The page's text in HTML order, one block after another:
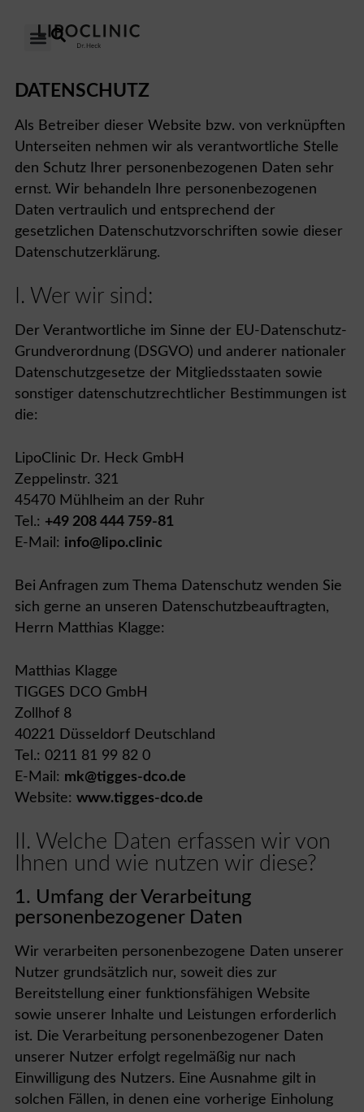
DATENSCHUTZ
Als Betreiber dieser Website bzw. von verknüpften
Unterseiten nehmen wir als verantwortliche Stelle
den Schutz Ihrer personenbezogenen Daten sehr
ernst. Wir behandeln Ihre personenbezogenen
Daten vertraulich und entsprechend der
gesetzlichen Datenschutzvorschriften sowie dieser
Datenschutzerklärung.
I. Wer wir sind:
Der Verantwortliche im Sinne der EU-Datenschutz-
Grundverordnung (DSGVO) und anderer nationaler
Datenschutzgesetze der Mitgliedsstaaten sowie
sonstiger datenschutzrechtlicher Bestimmungen ist
die:
LipoClinic Dr. Heck GmbH
Zeppelinstr. 321
45470 Mühlheim an der Ruhr
Tel.: +49 208 444 759-81
E-Mail: info@lipo.clinic
Bei Anfragen zum Thema Datenschutz wenden Sie
sich gerne an unseren Datenschutzbeauftragten,
Herrn Matthias Klagge:
Matthias Klagge
TIGGES DCO GmbH
Zollhof 8
40221 Düsseldorf Deutschland
Tel.: 0211 81 99 82 0
E-Mail: mk@tigges-dco.de
Website: www.tigges-dco.de
II. Welche Daten erfassen wir von
Ihnen und wie nutzen wir diese?
1. Umfang der Verarbeitung
personenbezogener Daten
Wir verarbeiten personenbezogene Daten unserer
Nutzer grundsätzlich nur, soweit dies zur
Bereitstellung einer funktionsfähigen Website
sowie unserer Inhalte und Leistungen erforderlich
ist. Die Verarbeitung personenbezogener Daten
unserer Nutzer erfolgt regelmäßig nur nach
Einwilligung des Nutzers. Eine Ausnahme gilt in
solchen Fällen, in denen eine vorherige Einholung